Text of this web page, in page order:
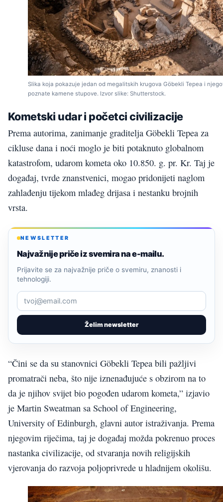
Slika koja pokazuje jedan od megalitskih krugova Göbekli Tepea i
poznate kamene stupove. Izvor slike: Shutterstock.
Kometski udar i početci civilizacije
Prema autorima, zanimanje graditelja Göbekli Tepea za
cikluse dana i noći moglo je biti potaknuto globalnom
katastrofom, udarom kometa oko 10.850. g. pr. Kr. Taj je
događaj, tvrde znanstvenici, mogao pridonijeti naglom
zahlađenju tijekom mlađeg drijasa i nestanku brojnih
vrsta.
NEWSLETTER
Najvažnije priče iz svemira na e-mailu.
Želim newsletter
Prijavite se za najvažnije priče o svemiru, znanosti i
tehnologiji.
“Čini se da su stanovnici Göbekli Tepea bili pažljivi
promatrači neba, što nije iznenađujuće s obzirom na to
da je njihov svijet bio pogođen udarom kometa,” izjavio
je Martin Sweatman sa School of Engineering,
University of Edinburgh, glavni autor istraživanja. Prema
njegovim riječima, taj je događaj možda pokrenuo proces
nastanka civilizacije, od stvaranja novih religijskih
vjerovanja do razvoja poljoprivrede u hladnijem okolišu.